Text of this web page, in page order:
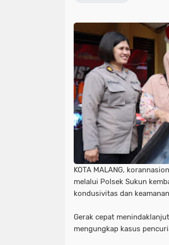
KOTA MALANG,
melalui Polsek Sukun
kondusivitas dan
Gerak cepat
mengungkap kasus